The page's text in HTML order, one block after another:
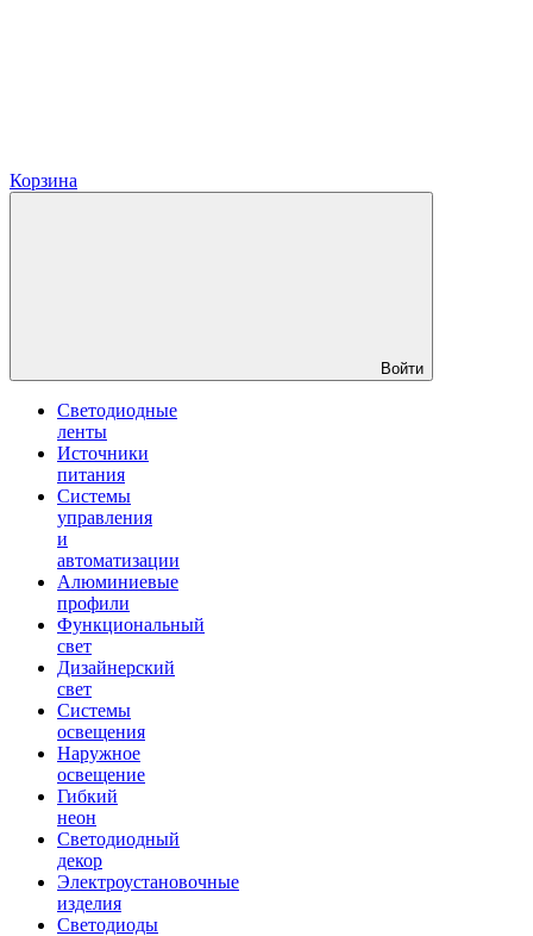
Корзина
Войти
Светодиодные
ленты
Источники
питания
Системы
управления
и
автоматизации
Алюминиевые
профили
Функциональный
свет
Дизайнерский
свет
Системы
освещения
Наружное
освещение
Гибкий
неон
Светодиодный
декор
Электроустановочные
изделия
Светодиоды